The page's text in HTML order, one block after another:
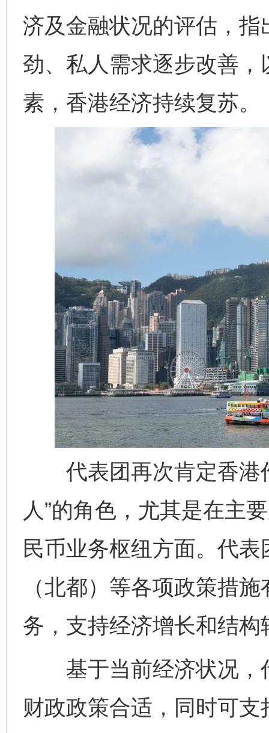
济及金融状况的评估，
劲、私人需求逐步改善
素，香港经济持续复苏。
代表团再次肯定香港
人”的角色，尤其是在主
民币业务枢纽方面。代
（北都）等各项政策措
务，支持经济增长和结构
基于当前经济状况，
财政政策合适，同时可